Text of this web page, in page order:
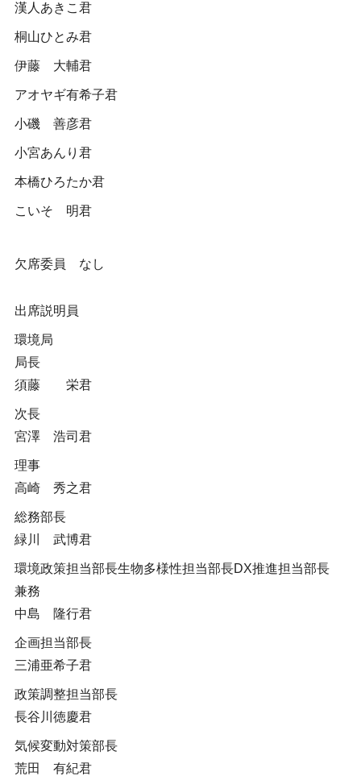
漢人あきこ君
桐山ひとみ君
伊藤 大輔君
アオヤギ有希子君
小磯 善彦君
小宮あんり君
本橋ひろたか君
こいそ 明君
欠席委員 なし
出席説明員
環境局
局長
須藤 栄君
次長
宮澤 浩司君
理事
高崎 秀之君
総務部長
緑川 武博君
環境政策担当部長生物多様性担当部長DX推進担当部長
兼務
中島 隆行君
企画担当部長
三浦亜希子君
政策調整担当部長
長谷川徳慶君
気候変動対策部長
荒田 有紀君